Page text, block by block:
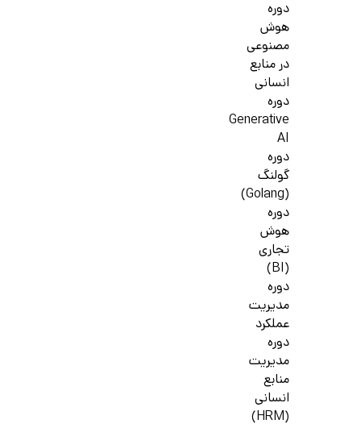
دوره
هوش
مصنوعی
در منابع
انسانی
دوره
Generative
AI
دوره
گولنگ
(Golang)
دوره
هوش
تجاری
(BI)
دوره
مدیریت
عملکرد
دوره
مدیریت
منابع
انسانی
(HRM)